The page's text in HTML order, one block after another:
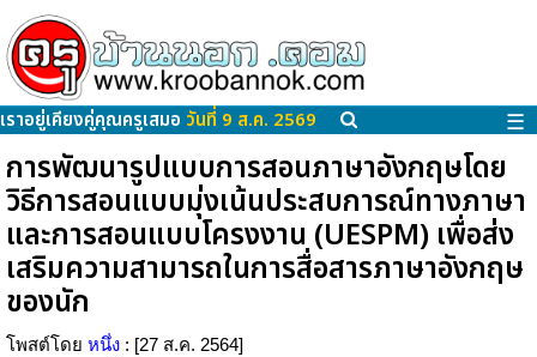
เราอยู่เคียงคู่คุณครูเสมอ วันที่ 9 ส.ค. 2569 ☰
การพัฒนารูปแบบการสอนภาษาอังกฤษโดย
วิธีการสอนแบบมุ่งเน้นประสบการณ์ทางภาษา
และการสอนแบบโครงงาน (UESPM) เพื่อส่ง
เสริมความสามารถในการสื่อสารภาษาอังกฤษ
ของนัก
โพสต์โดย หนึ่ง : [27 ส.ค. 2564]